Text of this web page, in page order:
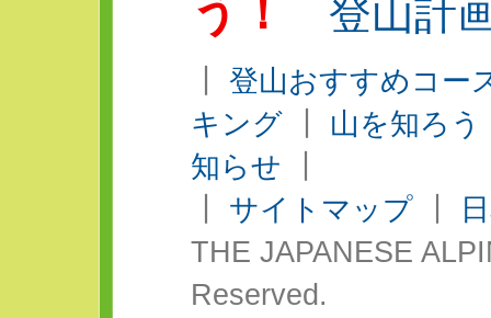
う！ 登山計
登山おすすめコー
キング┃ 山を知ろう
知らせ
サイトマップ┃
THE JAPANESE
Reserved.